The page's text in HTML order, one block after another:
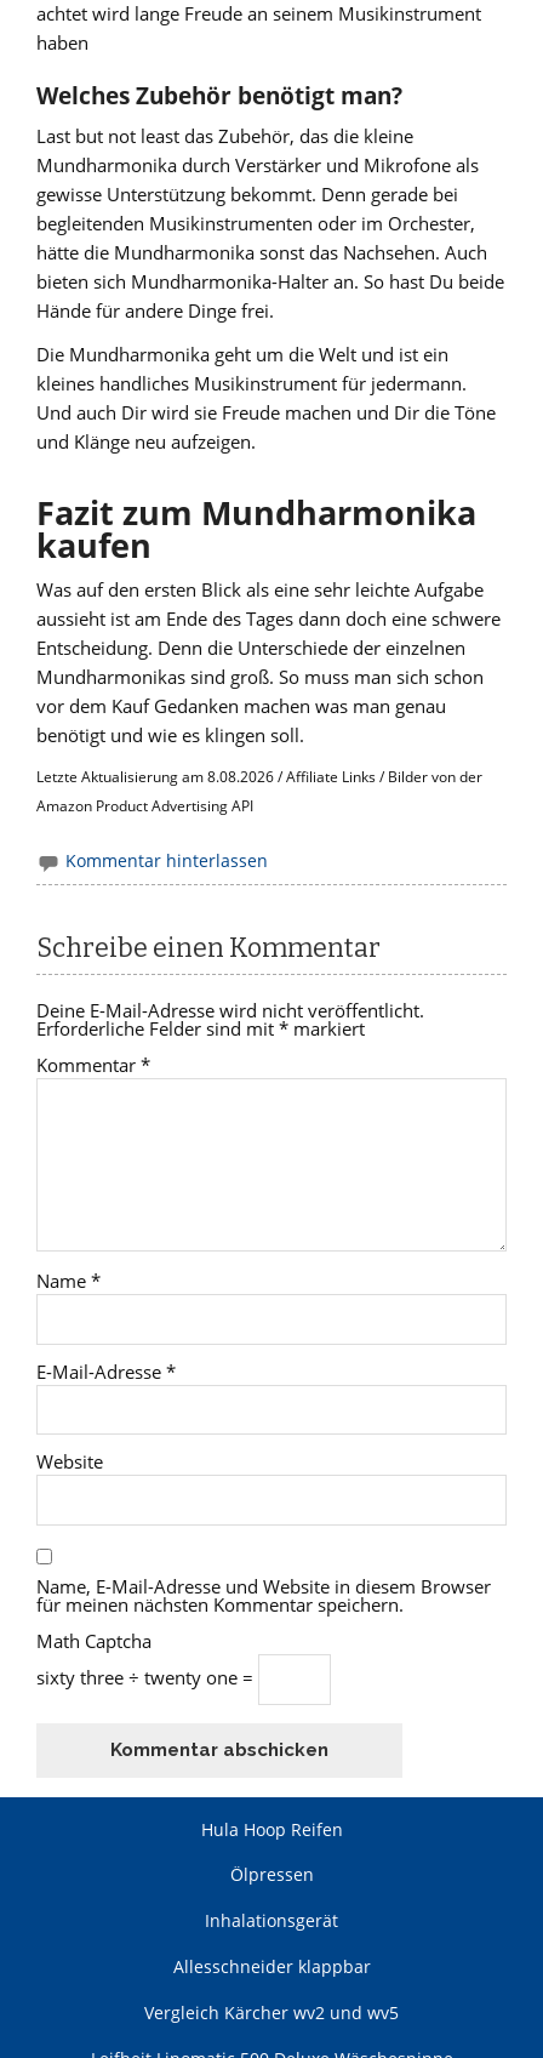
achtet wird lange Freude an seinem Musikinstrument
haben
Welches Zubehör benötigt man?
Last but not least das Zubehör, das die kleine
Mundharmonika durch Verstärker und Mikrofone als
gewisse Unterstützung bekommt. Denn gerade bei
begleitenden Musikinstrumenten oder im Orchester,
hätte die Mundharmonika sonst das Nachsehen. Auch
bieten sich Mundharmonika-Halter an. So hast Du beide
Hände für andere Dinge frei.
Die Mundharmonika geht um die Welt und ist ein
kleines handliches Musikinstrument für jedermann.
Und auch Dir wird sie Freude machen und Dir die Töne
und Klänge neu aufzeigen.
Fazit zum Mundharmonika
kaufen
Was auf den ersten Blick als eine sehr leichte Aufgabe
aussieht ist am Ende des Tages dann doch eine schwere
Entscheidung. Denn die Unterschiede der einzelnen
Mundharmonikas sind groß. So muss man sich schon
vor dem Kauf Gedanken machen was man genau
benötigt und wie es klingen soll.
Letzte Aktualisierung am 8.08.2026 / Affiliate Links / Bilder von der
Amazon Product Advertising API
Kommentar hinterlassen
Schreibe einen Kommentar
Deine E-Mail-Adresse wird nicht veröffentlicht.
Erforderliche Felder sind mit* markiert
Kommentar*
Name*
E-Mail-Adresse*
Website
Name, E-Mail-Adresse und Website in diesem Browser
für meinen nächsten Kommentar speichern.
Math Captcha
sixty three ÷ twenty one =
Hula Hoop Reifen
Ölpressen
Inhalationsgerät
Allesschneider klappbar
Vergleich Kärcher wv2 und wv5